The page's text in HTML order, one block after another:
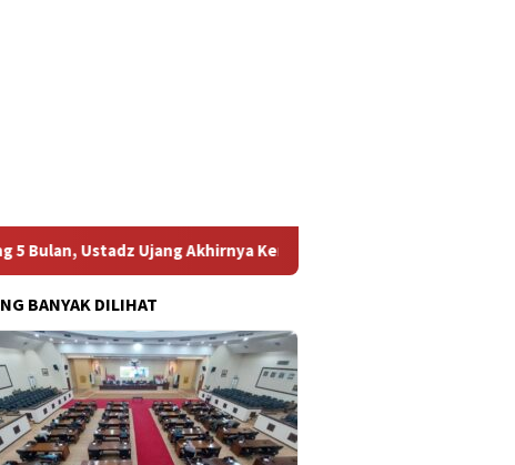
Ujang Akhirnya Kembali Melihat Motor Kesayangannya
BANYAK DILIHAT